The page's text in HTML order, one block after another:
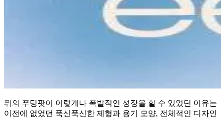
퓌의 푸딩팟이 이렇게나 폭발적인 성장을 할 수 있었던 이유는
이전에 없었던 푹신푹신한 제형과 용기 모양, 전체적인 디자인